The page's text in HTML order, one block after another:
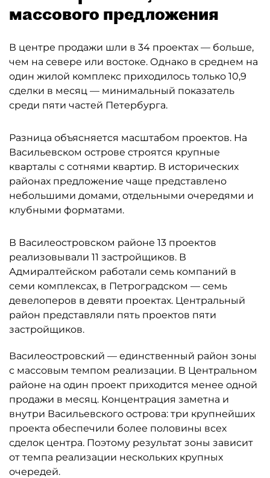
массового предложения
В центре продажи шли в 34 проектах — больше,
чем на севере или востоке. Однако в среднем на
один жилой комплекс приходилось только 10,9
сделки в месяц — минимальный показатель
среди пяти частей Петербурга.
Разница объясняется масштабом проектов. На
Васильевском острове строятся крупные
кварталы с сотнями квартир. В исторических
районах предложение чаще представлено
небольшими домами, отдельными очередями и
клубными форматами.
В Василеостровском районе 13 проектов
реализовывали 11 застройщиков. В
Адмиралтейском работали семь компаний в
семи комплексах, в Петроградском — семь
девелоперов в девяти проектах. Центральный
район представляли пять проектов пяти
застройщиков.
Василеостровский — единственный район зоны
с массовым темпом реализации. В Центральном
районе на один проект приходится менее одной
продажи в месяц. Концентрация заметна и
внутри Васильевского острова: три крупнейших
проекта обеспечили более половины всех
сделок центра. Поэтому результат зоны зависит
от темпа реализации нескольких крупных
очередей.